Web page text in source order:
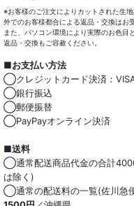
※お客様のご注文によりカットされた生
外でのお客様都合による返品・交換はお
また、パソコン環境により実際のお色目
返品・交換もご容赦ください。
■お支払い方法
◯クレジットカード決済：
◯銀行振込
◯郵便振替
◯PayPayオンライン決済
■送料
◯通常配送商品代金の合計
は除く)
◯通常の配送料の一覧(佐川急